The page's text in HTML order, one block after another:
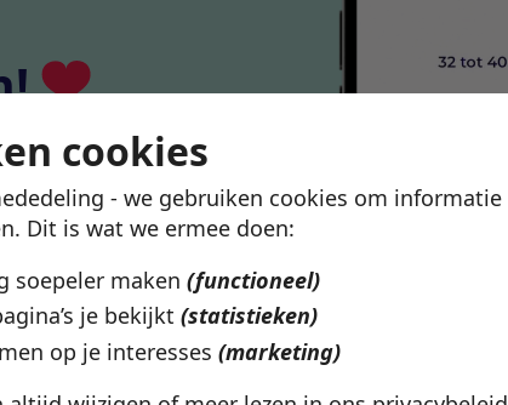
cookies
- we gebruiken cookies om informatie
Dit is wat we ermee doen:
soepeler maken (functioneel)
je bekijkt (statistieken)
op je interesses (marketing)
app.